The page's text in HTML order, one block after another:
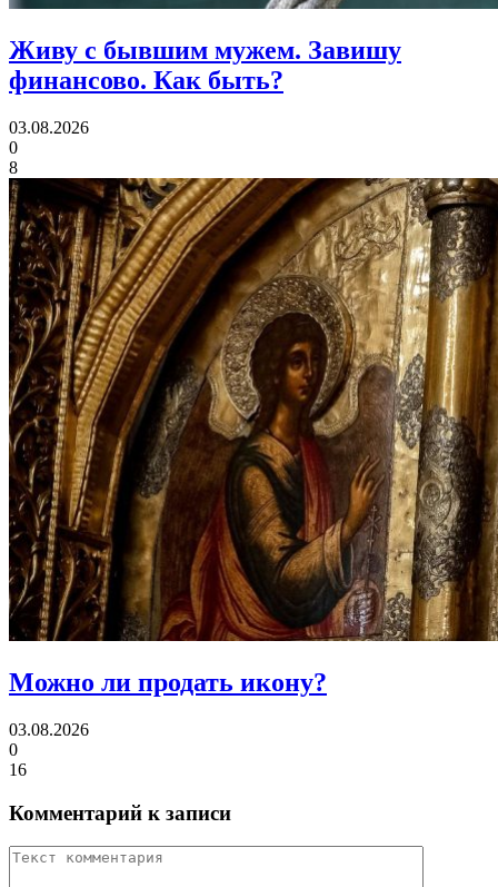
Живу с бывшим мужем. Завишу
финансово. Как быть?
03.08.2026
0
8
Можно ли продать икону?
03.08.2026
0
16
Комментарий к записи